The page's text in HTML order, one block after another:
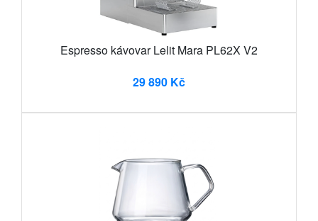
Espresso kávovar Lelit Mara PL62X V2
29 890 Kč